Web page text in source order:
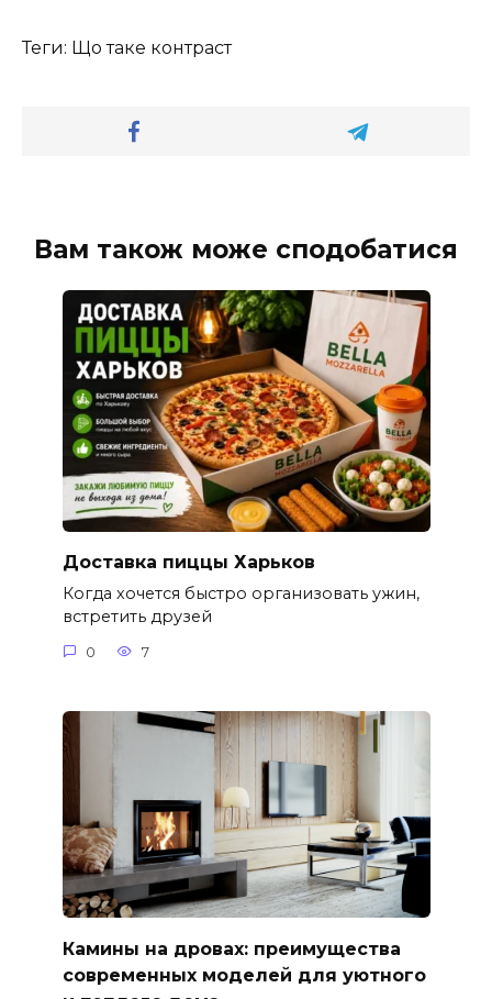
Теги: Що таке контраст
Вам також може сподобатися
Доставка пиццы Харьков
Когда хочется быстро организовать ужин,
встретить друзей
0 7
Камины на дровах: преимущества
современных моделей для уютного